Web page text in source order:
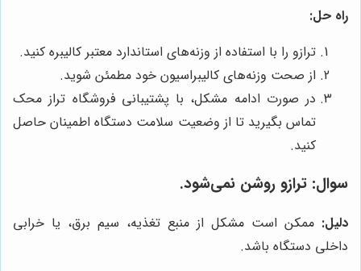
راه حل:
ترازو را با استفاده از وزنه‌های استاندارد معتبر کالیبره کنید.
از صحت وزنه‌های کالیبراسیون خود مطمئن شوید.
در صورت ادامه مشکل، با پشتیبانی فروشگاه تراز محک
تماس بگیرید تا از وضعیت سلامت دستگاه اطمینان حاصل
کنید.
سوال: ترازو روشن نمی‌شود.
دلیل: ممکن است مشکل از منبع تغذیه، سیم برق، یا خرابی
داخلی دستگاه باشد.